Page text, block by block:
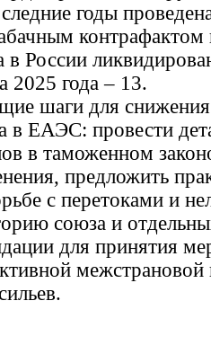
годы
России
2025 года – 13.
шаги для
в ЕАЭС: провести
в таможенном
предложить
с перетоками и
союза и
для принятия